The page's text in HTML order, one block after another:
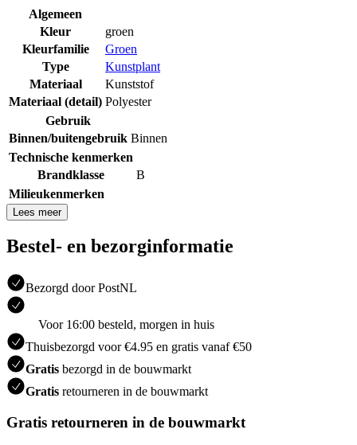
Algemeen
Kleur
groen
Kleurfamilie
Groen
Type
Kunstplant
Materiaal
Kunststof
Materiaal (detail) Polyester
Gebruik
Binnen/buitengebruik Binnen
Technische kenmerken
Brandklasse
B
Milieukenmerken
Lees meer
Bestel- en bezorginformatie
Bezorgd door PostNL
Voor 16:00 besteld, morgen in huis
Thuisbezorgd voor €4.95 en gratis vanaf €50
Gratis bezorgd in de bouwmarkt
Gratis retourneren in de bouwmarkt
Gratis retourneren in de bouwmarkt